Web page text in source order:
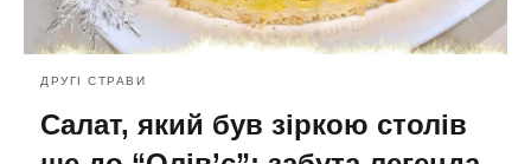
ДРУГІ СТРАВИ
Салат, який був зіркою столів